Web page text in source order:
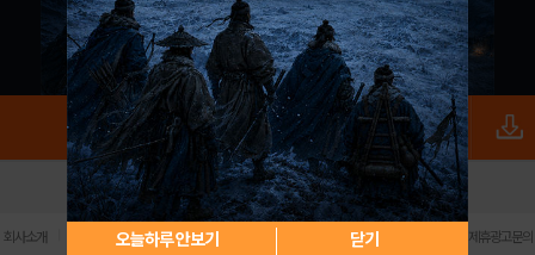
오늘하루 안보기 닫기
로그인 PC버전 전체앱
회사소개 | 개인정보 처리방침 불법촬영물 신고센터 제휴광고문의